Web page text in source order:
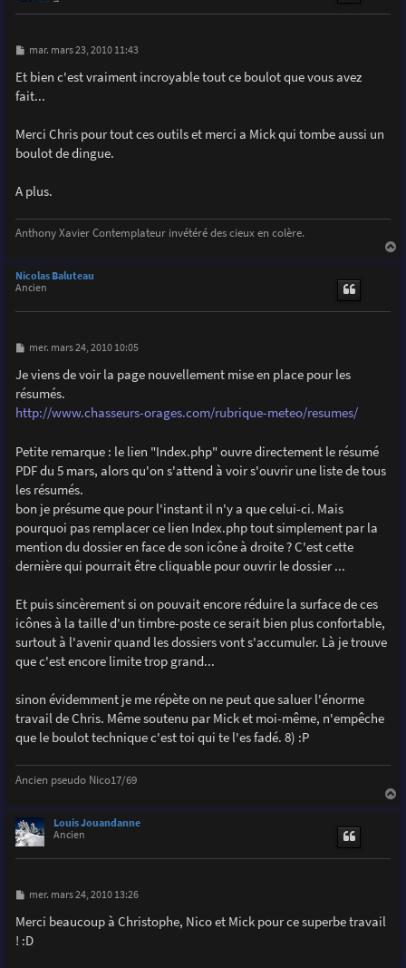
M
s
s
a
mar. mars 23, 2010 11:43
Et bien c'est vraiment incroyable tout ce boulot que vous avez
fait...
Merci Chris pour tout ces outils et merci a Mick qui tombe aussi un
boulot de dingue.
A plus.
Anthony Xavier Contemplateur invétéré des cieux en colère.
Nicolas Baluteau
Ancien
M
s
s
a
g
e
mer. mars 24, 2010 10:05
Je viens de voir la page nouvellement mise en place pour les
résumés.
http://www.chasseurs-orages.com/rubrique-meteo/resumes/
Petite remarque : le lien "Index.php" ouvre directement le résumé
PDF du 5 mars, alors qu'on s'attend à voir s'ouvrir une liste de tous
les résumés.
bon je présume que pour l'instant il n'y a que celui-ci. Mais
pourquoi pas remplacer ce lien Index.php tout simplement par la
mention du dossier en face de son icône à droite ? C'est cette
dernière qui pourrait être cliquable pour ouvrir le dossier ...
Et puis sincèrement si on pouvait encore réduire la surface de ces
icônes à la taille d'un timbre-poste ce serait bien plus confortable,
surtout à l'avenir quand les dossiers vont s'accumuler. Là je trouve
que c'est encore limite trop grand...
sinon évidemment je me répète on ne peut que saluer l'énorme
travail de Chris. Même soutenu par Mick et moi-même, n'empêche
que le boulot technique c'est toi qui te l'es fadé. 8) :P
Ancien pseudo Nico17/69
Louis Jouandanne
Ancien
M
s
s
a
mer. mars 24, 2010 13:26
Merci beaucoup à Christophe, Nico et Mick pour ce superbe travail
! :D